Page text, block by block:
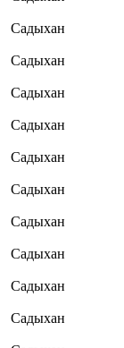
Садыхан
Садыхан
Садыхан
Садыхан
Садыхан
Садыхан
Садыхан
Садыхан
Садыхан
Садыхан